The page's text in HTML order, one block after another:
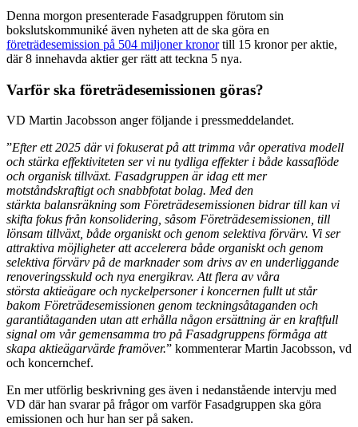
Denna morgon presenterade Fasadgruppen förutom sin
bokslutskommuniké även nyheten att de ska göra en
företrädesemission på 504 miljoner kronortill 15 kronor per aktie,
där 8 innehavda aktier ger rätt att teckna 5 nya.
Varför ska företrädesemissionen göras?
VD Martin Jacobsson anger följande i pressmeddelandet.
”Efter ett 2025 där vi fokuserat på att trimma vår operativa modell
och stärka effektiviteten ser vi nu tydliga effekter i både kassaflöde
och organisk tillväxt. Fasadgruppen är idag ett mer
motståndskraftigt och snabbfotat bolag. Med den
stärkta balansräkning som Företrädesemissionen bidrar till kan vi
skifta fokus från konsolidering, såsom Företrädesemissionen, till
lönsam tillväxt, både organiskt och genom selektiva förvärv. Vi ser
attraktiva möjligheter att accelerera både organiskt och genom
selektiva förvärv på de marknader som drivs av en underliggande
renoveringsskuld och nya energikrav. Att flera av våra
största aktieägare och nyckelpersoner i koncernen fullt ut står
bakom Företrädesemissionen genom teckningsåtaganden och
garantiåtaganden utan att erhålla någon ersättning är en kraftfull
signal om vår gemensamma tro på Fasadgruppens förmåga att
skapa aktieägarvärde framöver.” kommenterar Martin Jacobsson, vd
och koncernchef.
En mer utförlig beskrivning ges även i nedanstående intervju med
VD där han svarar på frågor om varför Fasadgruppen ska göra
emissionen och hur han ser på saken.